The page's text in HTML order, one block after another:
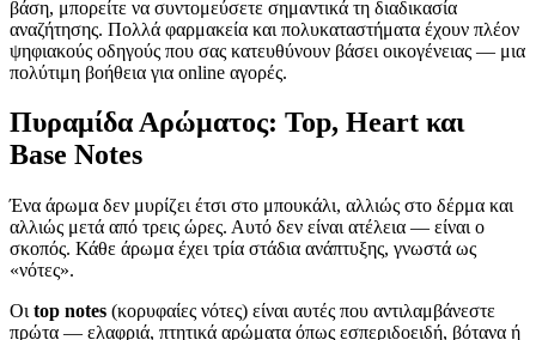
βάση, μπορείτε να συντομεύσετε σημαντικά τη διαδικασία
αναζήτησης. Πολλά φαρμακεία και πολυκαταστήματα έχουν πλέον
ψηφιακούς οδηγούς που σας κατευθύνουν βάσει οικογένειας — μια
πολύτιμη βοήθεια για online αγορές.
Πυραμίδα Αρώματος: Top, Heart και
Base Notes
Ένα άρωμα δεν μυρίζει έτσι στο μπουκάλι, αλλιώς στο δέρμα και
αλλιώς μετά από τρεις ώρες. Αυτό δεν είναι ατέλεια — είναι ο
σκοπός. Κάθε άρωμα έχει τρία στάδια ανάπτυξης, γνωστά ως
«νότες».
Οι top notes (κορυφαίες νότες) είναι αυτές που αντιλαμβάνεστε
πρώτα — ελαφριά, πτητικά αρώματα όπως εσπεριδοειδή, βότανα ή